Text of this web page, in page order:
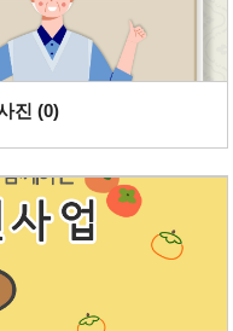
진 (0)